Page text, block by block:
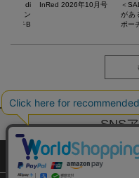
di
ティン
ポーチB
InRed 2026年10月号
＜
があ
ポー
SNS
サイトマップ